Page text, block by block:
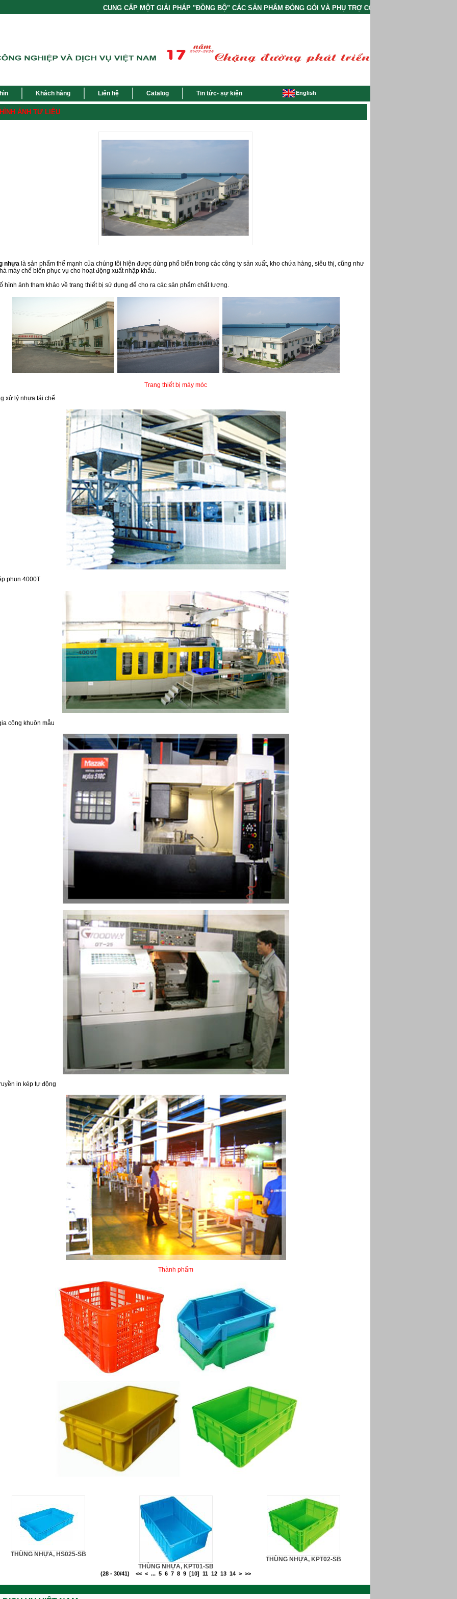
CUNG CẤP MỘT GIẢI PHÁP "ĐỒNG BỘ" CÁC SẢN PHẨM ĐÓNG GÓI VÀ PHỤ TRỢ CÔNG NGHIỆP ISV ĐÃ ĐƯỢC CẤP
Khách hàng Liên hệ Catalog Tin tức- sự kiện English
ẢNH TƯ LIỆU
nhựalà sản phẩm thế mạnh của chúng tôi hiện được dùng phổ biến trong các công ty sản xuất, kho chứa hàng, siêu thị, cũng như
máy chế biến phục vụ cho hoạt động xuất nhập khẩu.
hình ảnh tham khảo về trang thiết bị sử dụng để cho ra các sản phẩm chất lượng.
Trang thiết bị máy móc
xử lý nhựa tái chế
phun 4000T
công khuôn mẫu
in kép tự động
Thành phẩm
THÙNG NHỰA, HS025-SB
THÙNG NHỰA, KPT01-SB
THÙNG NHỰA, KPT02-SB
(28 - 30/41) << < ... 5 6 7 8 9 [10] 11 12 13 14 > >>